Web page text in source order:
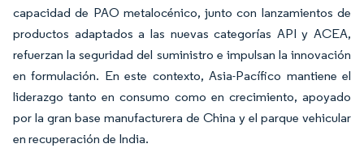
capacidad de PAO metalocénico, junto con lanzamientos de
productos adaptados a las nuevas categorías API y ACEA,
refuerzan la seguridad del suministro e impulsan la innovación
en formulación. En este contexto, Asia-Pacífico mantiene el
liderazgo tanto en consumo como en crecimiento, apoyado
por la gran base manufacturera de China y el parque vehicular
en recuperación de India.